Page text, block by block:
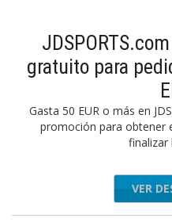
gratuito para
Gasta 50 EUR o más en
promoción para obtener
finalizar
VER